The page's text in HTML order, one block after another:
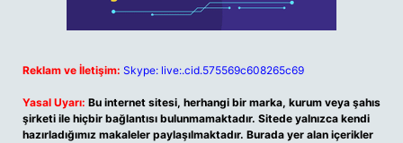
Reklam ve İletişim: Skype: live:.cid.575569c608265c69
Yasal Uyarı: Bu internet sitesi, herhangi bir marka, kurum veya şahıs
şirketi ile hiçbir bağlantısı bulunmamaktadır. Sitede yalnızca kendi
hazırladığımız makaleler paylaşılmaktadır. Burada yer alan içerikler